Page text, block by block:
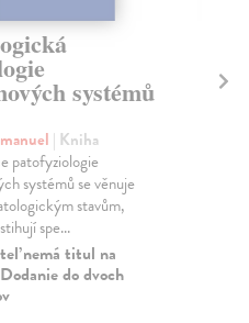
systémů
| Kniha
patofyziologie
systémů se věnuje
stavům,
spe...
nemá titul na
do dvoch